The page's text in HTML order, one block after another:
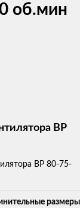
об.мин
ВР